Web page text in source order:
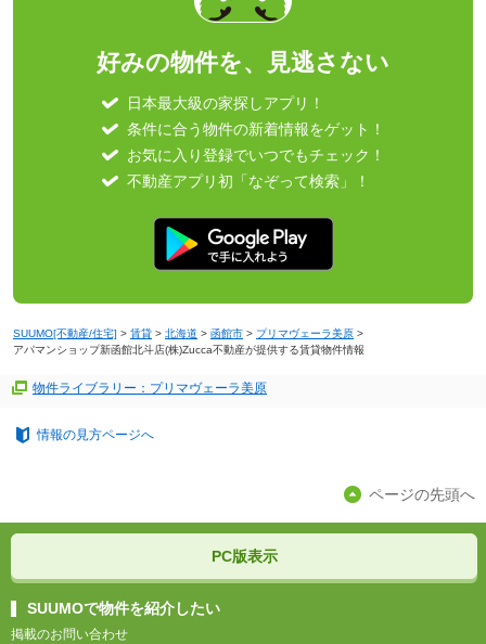
好みの物件を、見逃さない
日本最大級の家探しアプリ！
条件に合う物件の新着情報をゲット！
お気に入り登録でいつでもチェック！
不動産アプリ初「なぞって検索」！
SUUMO[不動産/住宅] > 賃貸 > 北海道 > 函館市 > プリマヴェーラ美原 >
アパマンショップ新函館北斗店(株)Zucca不動産が提供する賃貸物件情報
物件ライブラリー：プリマヴェーラ美原
情報の見方ページへ
ページの先頭へ
PC版表示
SUUMOで物件を紹介したい
掲載のお問い合わせ